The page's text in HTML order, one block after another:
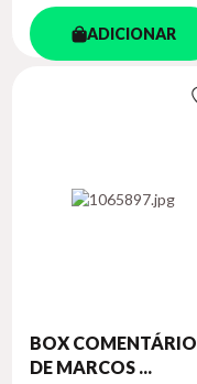
ADICIONAR
BOX COMENTÁRIO
DE MARCOS ...